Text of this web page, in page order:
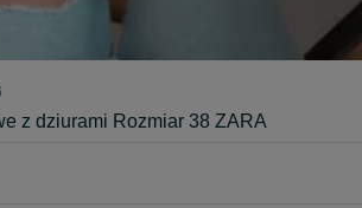
z dziurami Rozmiar 38 ZARA